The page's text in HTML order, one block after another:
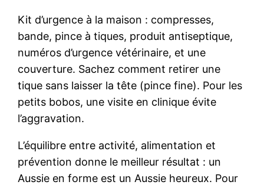
Kit d’urgence à la maison : compresses,
bande, pince à tiques, produit antiseptique,
numéros d’urgence vétérinaire, et une
couverture. Sachez comment retirer une
tique sans laisser la tête (pince fine). Pour les
petits bobos, une visite en clinique évite
l’aggravation.
L’équilibre entre activité, alimentation et
prévention donne le meilleur résultat : un
Aussie en forme est un Aussie heureux. Pour